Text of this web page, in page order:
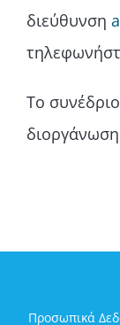
διεύθυνση
Το συνέδριο
διοργάνωση
Προσωπικά